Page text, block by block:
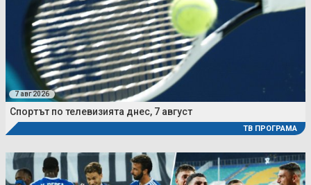
7 авг 2026
Спортът по телевизията днес, 7 август
ТВ ПРОГРАМА